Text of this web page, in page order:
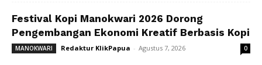
Festival Kopi Manokwari 2026 Dorong
Pengembangan Ekonomi Kreatif Berbasis Kopi
MANOKWARI Redaktur KlikPapua - Agustus 7, 2026 0